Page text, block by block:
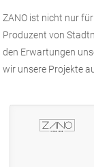
ZANO ist nicht nur
Produzent von
den Erwartungen
wir unsere Projekte